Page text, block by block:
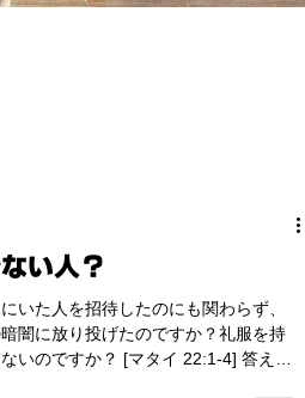
い人？
いた人を招待したのにも関わらず、
闇に放り投げたのですか？礼服を持
いのですか？ [マタイ 22:1-4] 答え：